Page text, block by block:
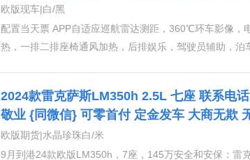
藏消费
欧版现车|白/黑
配置当天票 APP自适应巡航雷达测距，360℃环车影像，
热，一排二排座椅通风加热，后排娱乐，驾驶员辅助，泊
2024款雷克萨斯LM350h 2.5L 七座 联系电
敬业 {同微信} 可零首付 定金发车 大商无欺
欧版期货|水晶珍珠白/米
9月到港24款欧版LM350h，7座，145万安全和安保：雷